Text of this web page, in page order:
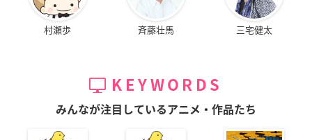
村瀬歩 斉藤壮馬 三宅健太
KEYWORDS
みんなが注目しているアニメ・作品たち